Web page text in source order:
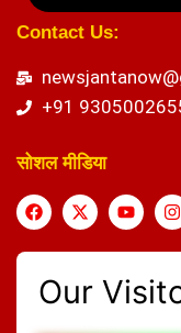
Contact Us:
+91
सोशल मीडिया
Our